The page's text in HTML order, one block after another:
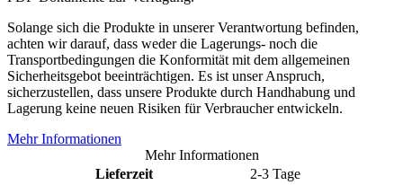
Solange sich die Produkte in unserer Verantwortung befinden,
achten wir darauf, dass weder die Lagerungs- noch die
Transportbedingungen die Konformität mit dem allgemeinen
Sicherheitsgebot beeinträchtigen. Es ist unser Anspruch,
sicherzustellen, dass unsere Produkte durch Handhabung und
Lagerung keine neuen Risiken für Verbraucher entwickeln.
Mehr Informationen
Mehr Informationen
Lieferzeit
2-3 Tage